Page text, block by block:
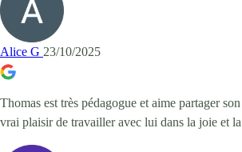
Alice G 23/10/2025
Thomas est très pédagogue et aime partager
vrai plaisir de travailler avec lui dans la joie et